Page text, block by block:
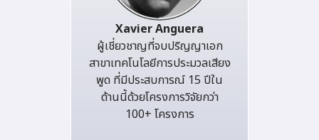
Xavier Anguera
ผู้เชี่ยวชาญที่จบปริญญาเอก
สาขาเทคโนโลยีการประมวลเสียง
พูด ที่มีประสบการณ์ 15 ปีใน
ด้านนี้ด้วยโครงการวิจัยกว่า
100+ โครงการ